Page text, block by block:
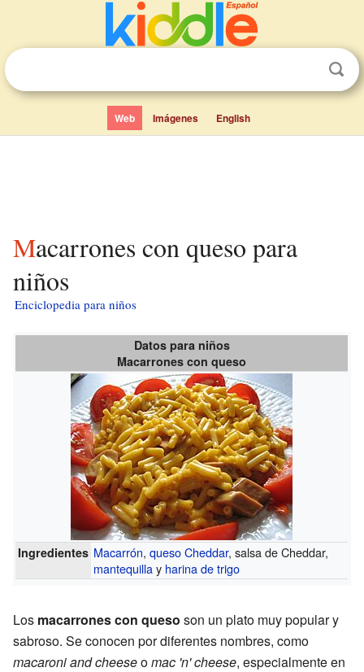
Web Imágenes English
Macarrones con queso para
niños
Enciclopedia para niños
Datos para niños
Macarrones con queso
Ingredientes Macarrón,queso Cheddar, salsa de Cheddar,
mantequillay harina de trigo
Los macarrones con queso son un plato muy popular y
sabroso. Se conocen por diferentes nombres, como
macaroni and cheeseomac 'n' cheese, especialmente en